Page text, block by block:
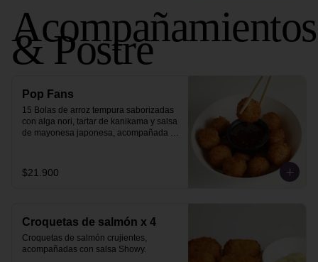
Acompañamientos
& Postre
Pop Fans
15 Bolas de arroz tempura saborizadas
con alga nori, tartar de kanikama y salsa
de mayonesa japonesa, acompañada
$21.900
Croquetas de salmón x 4
Croquetas de salmón crujientes,
acompañadas con salsa Showy.